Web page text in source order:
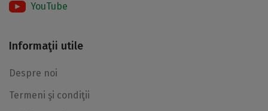
YouTube
Informaţii utile
Despre noi
Termeni şi condiţii